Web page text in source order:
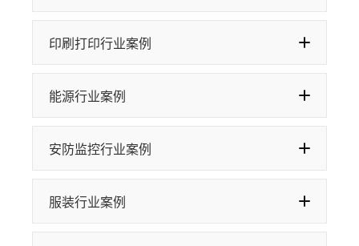
印刷打印行业案例
能源行业案例
安防监控行业案例
服装行业案例